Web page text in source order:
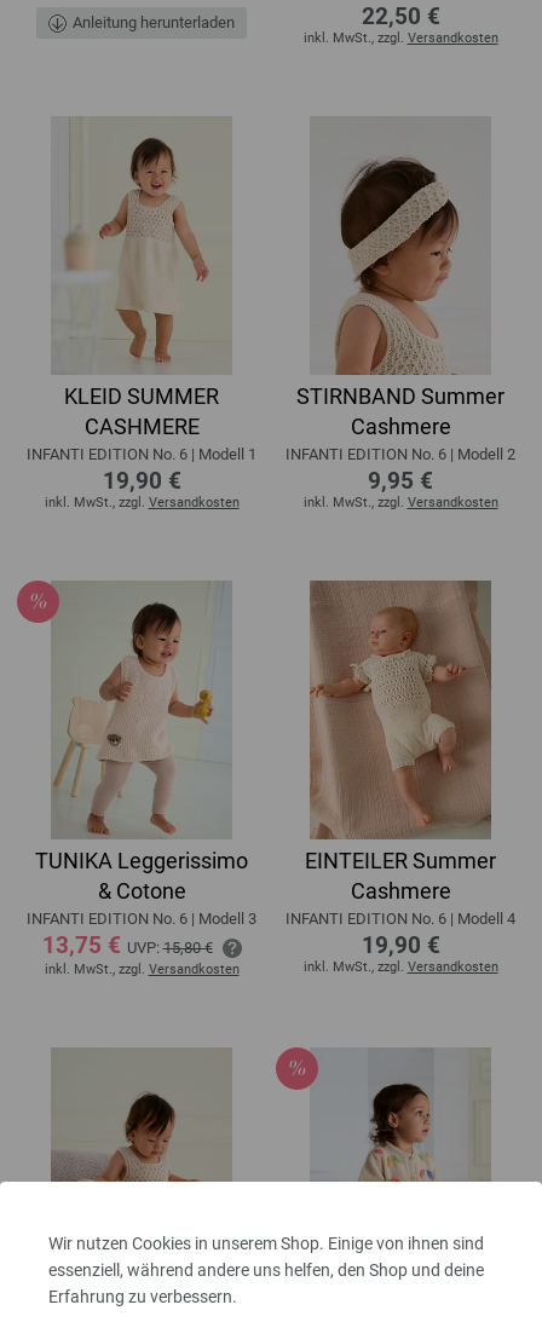
Wir nutzen Cookies in unserem Shop. Einige von ihnen sind
essenziell, während andere uns helfen, den Shop und deine
Erfahrung zu verbessern.
Anleitung herunterladen 22,50 €
inkl. MwSt., zzgl. Versandkosten
KLEID SUMMER
CASHMERE
INFANTI EDITION No. 6 | Modell 1
19,90 €
inkl. MwSt., zzgl. Versandkosten
STIRNBAND Summer
Cashmere
INFANTI EDITION No. 6 | Modell 2
9,95 €
inkl. MwSt., zzgl. Versandkosten
TUNIKA Leggerissimo
& Cotone
INFANTI EDITION No. 6 | Modell 3
13,75 € UVP:15,80 €
inkl. MwSt., zzgl. Versandkosten
EINTEILER Summer
Cashmere
INFANTI EDITION No. 6 | Modell 4
19,90 €
inkl. MwSt., zzgl. Versandkosten